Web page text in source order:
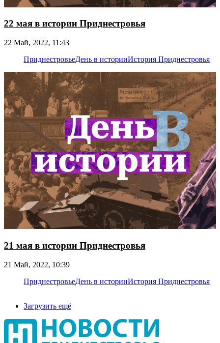
22 мая в истории Приднестровья
22 Май, 2022, 11:43
ПриднестровьеДень в историиИстория Приднестровья
21 мая в истории Приднестровья
21 Май, 2022, 10:39
ПриднестровьеДень в историиИстория Приднестровья
Загрузить ещё